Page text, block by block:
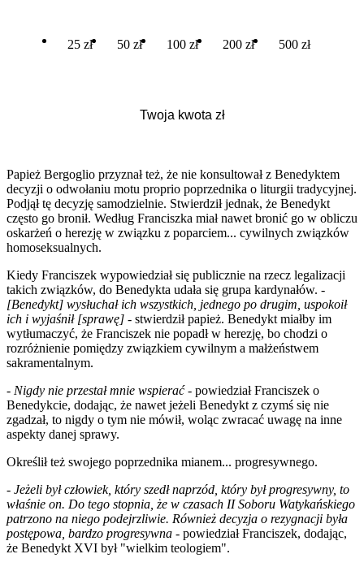
25 zł 50 zł 100 zł 200 zł 500 zł
Papież Bergoglio przyznał też, że nie konsultował z Benedyktem
decyzji o odwołaniu motu proprio poprzednika o liturgii tradycyjnej.
Podjął tę decyzję samodzielnie. Stwierdził jednak, że Benedykt
często go bronił. Według Franciszka miał nawet bronić go w obliczu
oskarżeń o herezję w związku z poparciem... cywilnych związków
homoseksualnych.
Kiedy Franciszek wypowiedział się publicznie na rzecz legalizacji
takich związków, do Benedykta udała się grupa kardynałów. -
[Benedykt] wysłuchał ich wszystkich, jednego po drugim, uspokoił
ich i wyjaśnił [sprawę] - stwierdził papież. Benedykt miałby im
wytłumaczyć, że Franciszek nie popadł w herezję, bo chodzi o
rozróżnienie pomiędzy związkiem cywilnym a małżeństwem
sakramentalnym.
- Nigdy nie przestał mnie wspierać- powiedział Franciszek o
Benedykcie, dodając, że nawet jeżeli Benedykt z czymś się nie
zgadzał, to nigdy o tym nie mówił, woląc zwracać uwagę na inne
aspekty danej sprawy.
Określił też swojego poprzednika mianem... progresywnego.
- Jeżeli był człowiek, który szedł naprzód, który był progresywny, to
właśnie on. Do tego stopnia, że w czasach II Soboru Watykańskiego
patrzono na niego podejrzliwie. Również decyzja o rezygnacji była
postępowa, bardzo progresywna - powiedział Franciszek, dodając,
że Benedykt XVI był "wielkim teologiem".